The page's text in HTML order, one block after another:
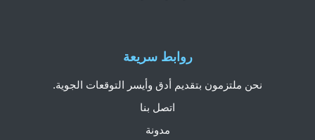
روابط سريعة
نحن ملتزمون بتقديم أدق وأيسر التوقعات الجوية.
اتصل بنا
مدونة